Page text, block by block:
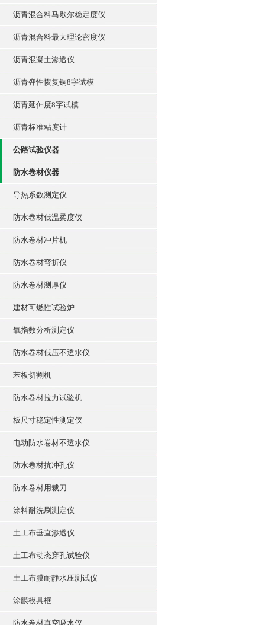
沥青混合料马歇尔稳定度仪
沥青混合料最大理论密度仪
沥青混凝土渗透仪
沥青弹性恢复铜8字试模
沥青延伸度8字试模
沥青标准粘度计
公路试验仪器
防水卷材仪器
导热系数测定仪
防水卷材低温柔度仪
防水卷材冲片机
防水卷材弯折仪
防水卷材测厚仪
建材可燃性试验炉
氧指数分析测定仪
防水卷材低压不透水仪
苯板切割机
防水卷材拉力试验机
板尺寸稳定性测定仪
电动防水卷材不透水仪
防水卷材抗冲孔仪
防水卷材用裁刀
涂料耐洗刷测定仪
土工布垂直渗透仪
土工布动态穿孔试验仪
土工布膜耐静水压测试仪
涂膜模具框
防水卷材真空吸水仪